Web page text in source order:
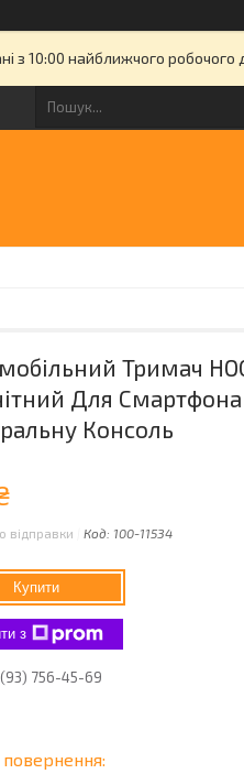
з 10:00 найближчого
Тримач
Для
Консоль
відправки Код: 100-11534
Купити
з
756-45-69